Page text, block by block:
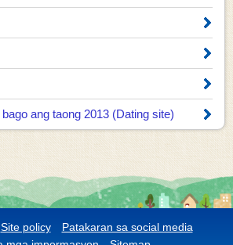
ang taong 2013 (Dating site)
Site policy
Patakaran sa social media